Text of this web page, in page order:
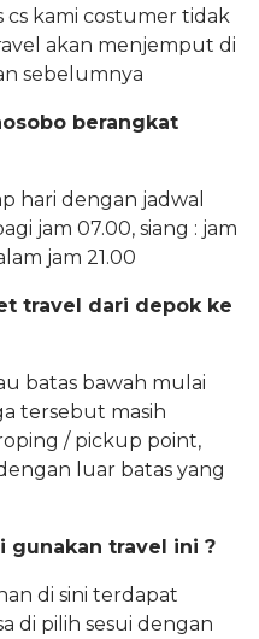
kami costumer tidak
akan menjemput di
sebelumnya
berangkat
hari dengan jadwal
jam 07.00, siang : jam
jam 21.00
travel dari depok ke
batas bawah mulai
tersebut masih
/ pickup point,
luar batas yang
gunakan travel ini ?
di sini terdapat
di pilih sesui dengan